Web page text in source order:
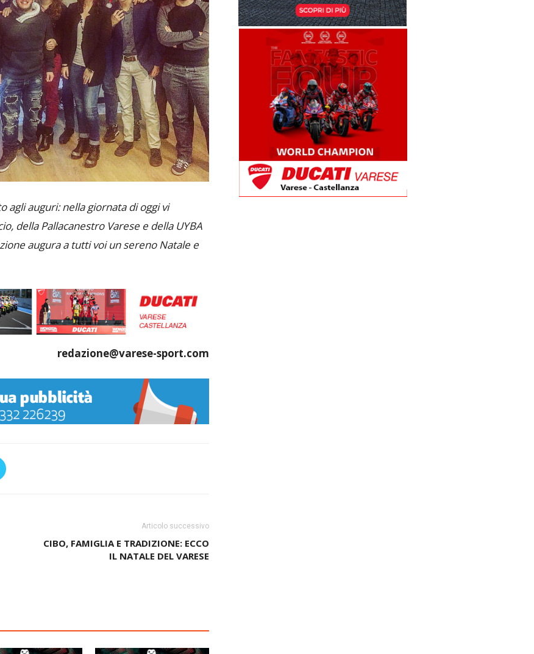
agli auguri: nella giornata di oggi vi
della Pallacanestro Varese e della UYBA
augura a tutti voi un sereno Natale e
redazione@varese-sport.com
Articolo successivo
CIBO, FAMIGLIA E TRADIZIONE: ECCO
IL NATALE DEL VARESE